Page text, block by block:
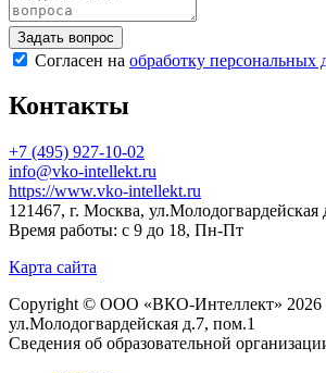
Согласен на обработку персональных
Контакты
+7 (495) 927-10-02
info@vko-intellekt.ru
https://www.vko-intellekt.ru
121467, г. Москва, ул.Молодогвардейская
Время работы: с 9 до 18, Пн-Пт
Карта сайта
Copyright © ООО «ВКО-Интеллект» 2026
ул.Молодогвардейская д.7, пом.1
Сведения об образовательной